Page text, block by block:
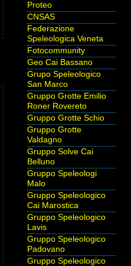
Proteo
CNSAS
Federazione
Speleologica Veneta
Fotocommunity
Geo Cai Bassano
Grupo Speleologico
San Marco
Gruppo Grotte Emilio
Roner Rovereto
Gruppo Grotte Schio
Gruppo Grotte
Valdagno
Gruppo Solve Cai
Belluno
Gruppo Speleologi
Malo
Gruppo Speleologico
Cai Marostica
Gruppo Speleologico
Lavis
Gruppo Speleologico
Padovano
Gruppo Speleologico